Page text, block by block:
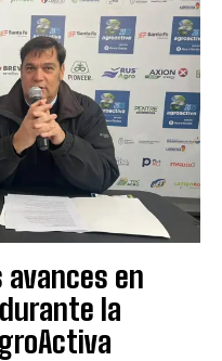
avances en
la